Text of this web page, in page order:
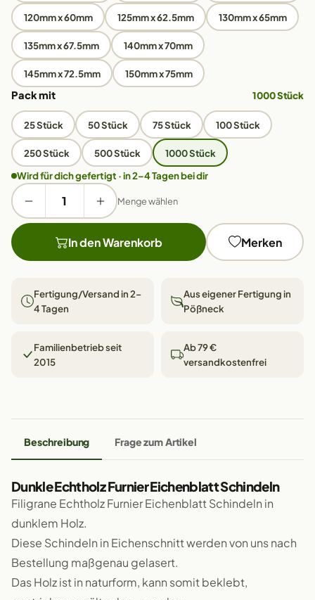
120mm x 60mm 125mm x 62.5mm 130mm x 65mm
135mm x 67.5mm 140mm x 70mm
145mm x 72.5mm 150mm x 75mm
Pack mit 1000 Stück
25 Stück 50 Stück 75 Stück 100 Stück
250 Stück 500 Stück
1000 Stück
Wird für dich gefertigt · in 2–4 Tagen bei dir
Menge wählen
In den Warenkorb Merken
Fertigung/Versand in 2–
4 Tagen
Aus eigener Fertigung in
Pößneck
Familienbetrieb seit
2015
Ab 79 €
versandkostenfrei
Beschreibung Frage zum Artikel
Dunkle Echtholz Furnier Eichenblatt Schindeln
Filigrane Echtholz Furnier Eichenblatt Schindeln in
dunklem Holz.
Diese Schindeln in Eichenschnitt werden von uns nach
Bestellung maßgenau gelasert.
Das Holz ist in naturform, kann somit beklebt,